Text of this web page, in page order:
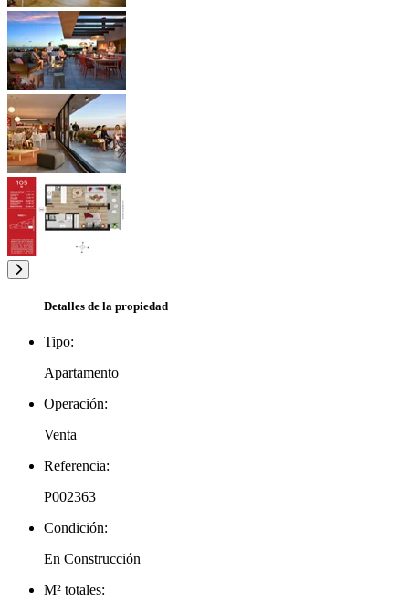
Detalles de la propiedad
Tipo:
Apartamento
Operación:
Venta
Referencia:
P002363
Condición:
En Construcción
M² totales: